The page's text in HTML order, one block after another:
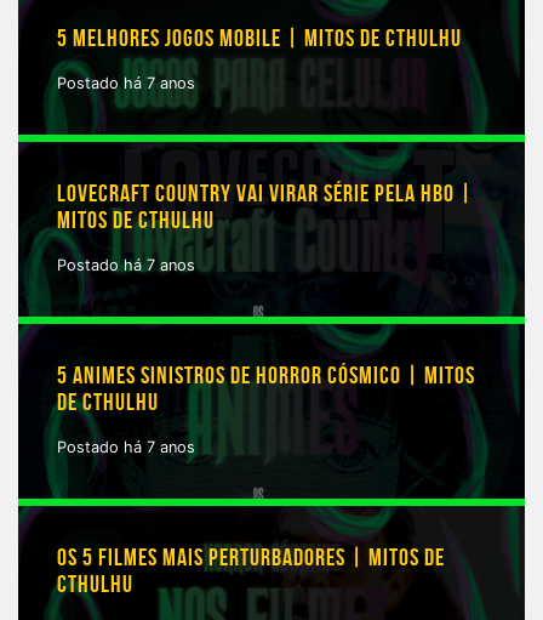
5 MELHORES JOGOS MOBILE | MITOS DE CTHULHU
Postado há 7 anos
LOVECRAFT COUNTRY VAI VIRAR SÉRIE PELA HBO |
MITOS DE CTHULHU
Postado há 7 anos
5 ANIMES SINISTROS DE HORROR CÓSMICO | MITOS
DE CTHULHU
Postado há 7 anos
OS 5 FILMES MAIS PERTURBADORES | MITOS DE
CTHULHU